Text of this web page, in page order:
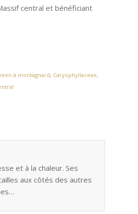
central et bénéficiant
à montagnard, Caryophyllaceae,
et à la chaleur. Ses
aux côtés des autres